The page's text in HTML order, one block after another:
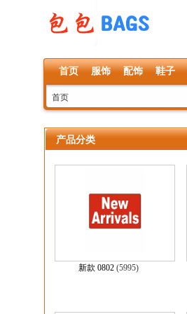
首页 服饰 配饰 鞋子
首页
产品分类
新款 0802 (5995)